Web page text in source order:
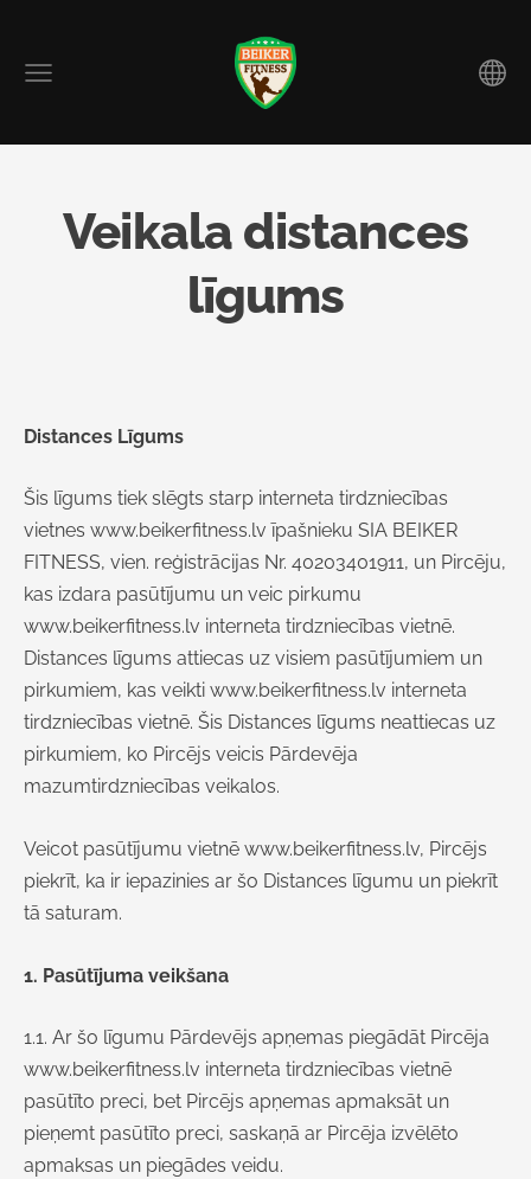
Veikala distances
līgums
Distances Līgums
Šis līgums tiek slēgts starp interneta tirdzniecības
vietnes www.beikerfitness.lv īpašnieku SIA BEIKER
FITNESS, vien. reģistrācijas Nr. 40203401911, un Pircēju,
kas izdara pasūtījumu un veic pirkumu
www.beikerfitness.lv interneta tirdzniecības vietnē.
Distances līgums attiecas uz visiem pasūtījumiem un
pirkumiem, kas veikti www.beikerfitness.lv interneta
tirdzniecības vietnē. Šis Distances līgums neattiecas uz
pirkumiem, ko Pircējs veicis Pārdevēja
mazumtirdzniecības veikalos.
Veicot pasūtījumu vietnē www.beikerfitness.lv, Pircējs
piekrīt, ka ir iepazinies ar šo Distances līgumu un piekrīt
tā saturam.
1. Pasūtījuma veikšana
1.1. Ar šo līgumu Pārdevējs apņemas piegādāt Pircēja
www.beikerfitness.lv interneta tirdzniecības vietnē
pasūtīto preci, bet Pircējs apņemas apmaksāt un
pieņemt pasūtīto preci, saskaņā ar Pircēja izvēlēto
apmaksas un piegādes veidu.